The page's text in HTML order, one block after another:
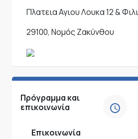
Πλατεια Αγιου Λουκα 12 &
29100, Νομός Ζακύνθου
Πρόγραμμα και
επικοινωνία
Επικοινωνία